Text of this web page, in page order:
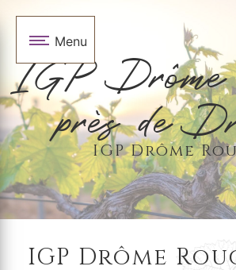
Menu
IGP Drôme
près de
IGP Drôme
IGP Drôme